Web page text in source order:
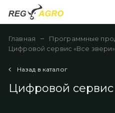
Главная
Программные
Цифровой сервис «Все звери»
Назад в каталог
Цифровой сервис